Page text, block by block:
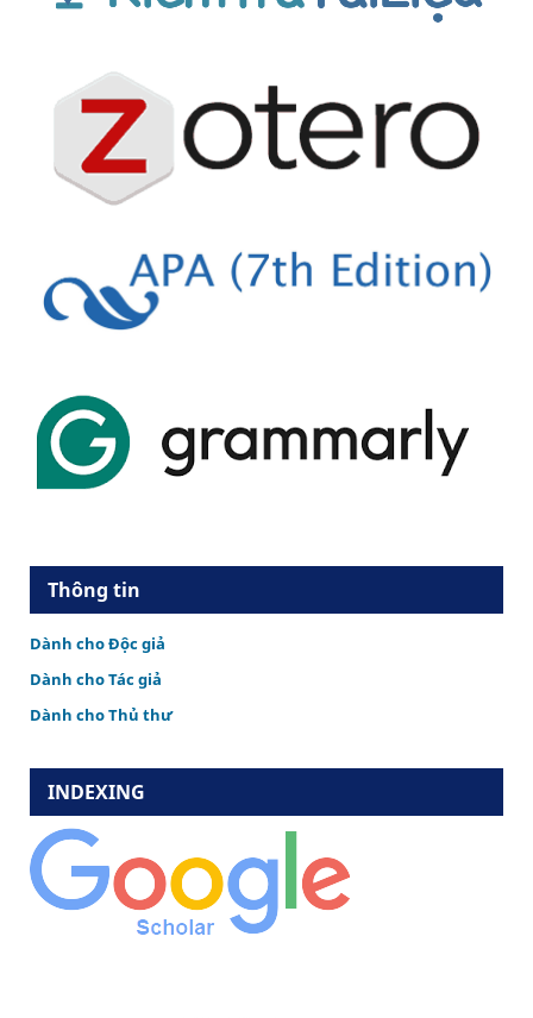
Thông tin
Dành cho Độc giả
Dành cho Tác giả
Dành cho Thủ thư
INDEXING